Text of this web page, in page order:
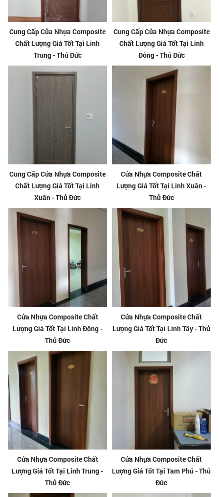
Cung Cấp Cửa Nhựa Composite
Chất Lượng Giá Tốt Tại Linh
Trung - Thủ Đức
Cung Cấp Cửa Nhựa Composite
Chất Lượng Giá Tốt Tại Linh
Đông - Thủ Đức
Cung Cấp Cửa Nhựa Composite
Chất Lượng Giá Tốt Tại Linh
Xuân - Thủ Đức
Cửa Nhựa Composite Chất
Lượng Giá Tốt Tại Linh Xuân -
Thủ Đức
Cửa Nhựa Composite Chất
Lượng Giá Tốt Tại Linh Đông -
Thủ Đức
Cửa Nhựa Composite Chất
Lượng Giá Tốt Tại Linh Tây - Thủ
Đức
Cửa Nhựa Composite Chất
Lượng Giá Tốt Tại Linh Trung -
Thủ Đức
Cửa Nhựa Composite Chất
Lượng Giá Tốt Tại Tam Phú - Thủ
Đức